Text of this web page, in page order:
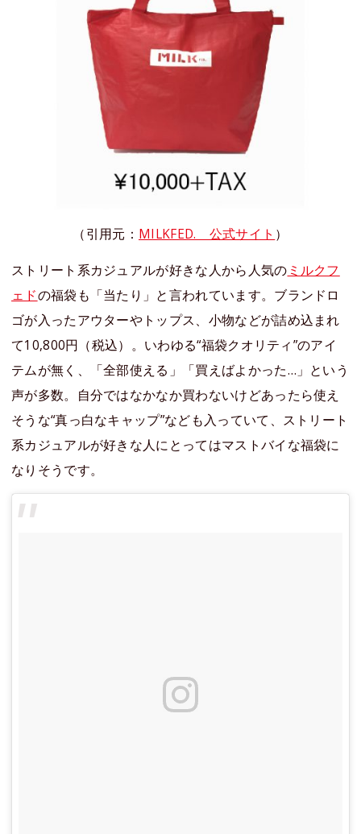
（引用元： MILKFED. 公式サイト ）
ストリート系カジュアルが好きな人から人気の ミルクフ
ェドの福袋も「当たり」と言われています。ブランドロ
ゴが入ったアウターやトップス、小物などが詰め込まれ
て10,800円（税込）。いわゆる“福袋クオリティ”のアイ
テムが無く、「全部使える」「買えばよかった…」という
声が多数。自分ではなかなか買わないけどあったら使え
そうな“真っ白なキャップ”なども入っていて、ストリート
系カジュアルが好きな人にとってはマストバイな福袋に
なりそうです。